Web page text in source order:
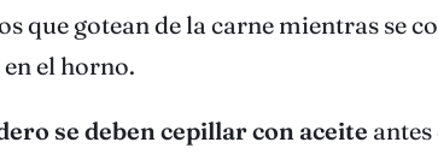
que gotean de la carne mientras se
el horno.
se deben cepillar con aceite